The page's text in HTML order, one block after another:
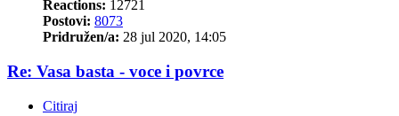
Reactions: 12721
Postovi: 8073
Pridružen/a: 28 jul 2020, 14:05
Re: Vasa basta - voce i povrce
Citiraj